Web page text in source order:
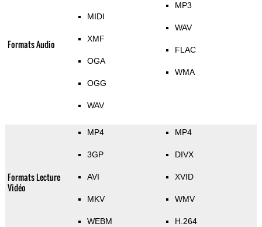
Formats Audio
MIDI
XMF
OGA
OGG
WAV
MP3
WAV
FLAC
WMA
Formats Lecture
Vidéo
MP4
3GP
AVI
MKV
WEBM
MP4
DIVX
XVID
WMV
H.264